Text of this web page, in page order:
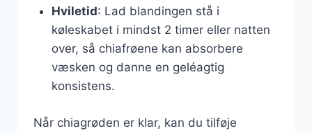
Hviletid: Lad blandingen stå i
køleskabet i mindst 2 timer eller natten
over, så chiafrøene kan absorbere
væsken og danne en geléagtig
konsistens.
Når chiagrøden er klar, kan du tilføje